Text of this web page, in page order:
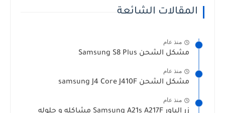
المقالات الشائعة
منذ عام
مشكل الشحن Samsung S8 Plus
منذ عام
مشكل الشحن samsung J4 Core J410F
منذ عام